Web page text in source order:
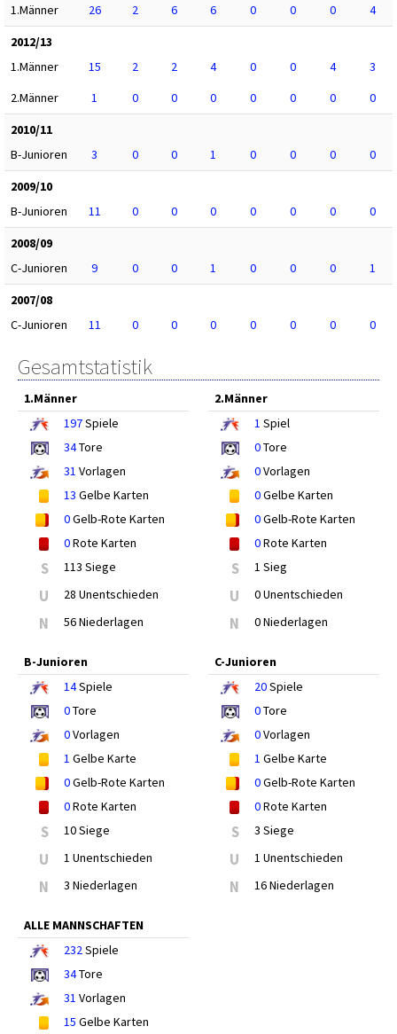
1.Männer
26 2 6 6 0 0 0
4
2012/13
1.Männer
15 2 2 4 0 0 4
3
2.Männer
1 0 0 0 0 0 0
0
2010/11
B-Junioren
3 0 0 1 0 0 0
0
2009/10
B-Junioren
11 0 0 0 0 0 0
0
2008/09
C-Junioren
9 0 0 1 0 0 0
1
2007/08
C-Junioren
11 0 0 0 0 0 0 0
Gesamtstatistik
1.Männer
197Spiele
34Tore
31 Vorlagen
13 Gelbe Karten
0Gelb-Rote Karten
0Rote Karten
S 113 Siege
U 28 Unentschieden
N 56 Niederlagen
2.Männer
1 Spiel
0Tore
0Vorlagen
0Gelbe Karten
0Gelb-Rote Karten
0Rote Karten
S 1 Sieg
U 0 Unentschieden
N 0 Niederlagen
B-Junioren
14Spiele
0Tore
0Vorlagen
1 Gelbe Karte
0Gelb-Rote Karten
0Rote Karten
S 10 Siege
U 1 Unentschieden
N 3 Niederlagen
C-Junioren
20Spiele
0Tore
0Vorlagen
1 Gelbe Karte
0Gelb-Rote Karten
0Rote Karten
S 3 Siege
U 1 Unentschieden
N 16 Niederlagen
ALLE MANNSCHAFTEN
232Spiele
34Tore
31 Vorlagen
15 Gelbe Karten